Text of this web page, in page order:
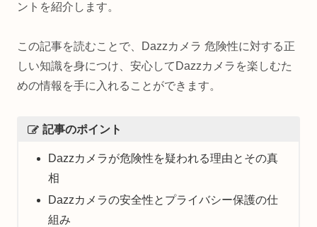
ントを紹介します。
この記事を読むことで、Dazzカメラ 危険性に対する正
しい知識を身につけ、安心してDazzカメラを楽しむた
めの情報を手に入れることができます。
記事のポイント
Dazzカメラが危険性を疑われる理由とその真
相
Dazzカメラの安全性とプライバシー保護の仕
組み